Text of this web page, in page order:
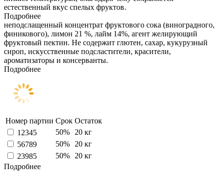
естественный вкус спелых фруктов.
Подробнее
неподслащенный концентрат фруктового сока (виноградного,
финикового), лимон 21 %, лайм 14%, агент желирующий
фруктовый пектин. Не содержит глютен, сахар, кукурузный
сироп, искусственные подсластители, красители,
ароматизаторы и консерванты.
Подробнее
Номер партии Срок Остаток
12345
50%
20 кг
56789
50%
20 кг
23985
50%
20 кг
Подробнее